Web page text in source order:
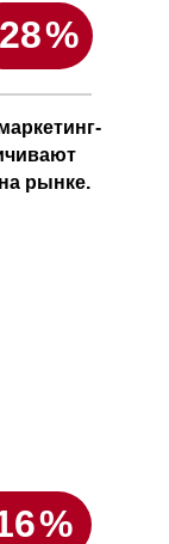
рынке.
%
28
%